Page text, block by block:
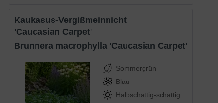
Kaukasus-Vergißmeinnicht
'Caucasian Carpet'
Brunnera macrophylla 'Caucasian Carpet'
Sommergrün
Blau
Halbschattig-schattig